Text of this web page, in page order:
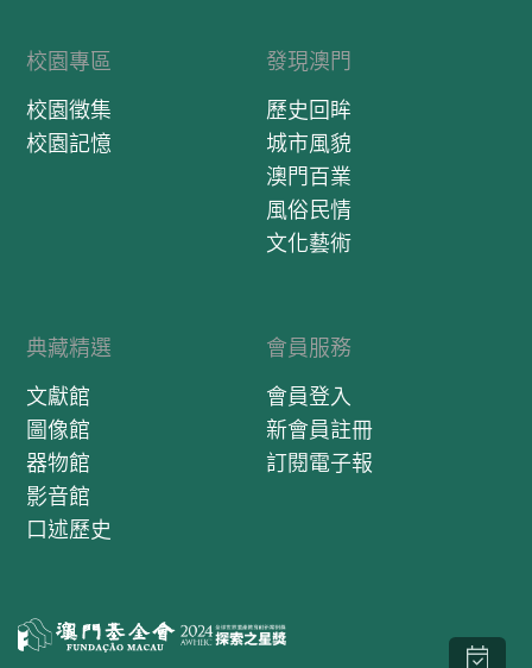
校園專區
校園徵集
校園記憶
發現澳門
歷史回眸
城市風貌
澳門百業
風俗民情
文化藝術
典藏精選
文獻館
圖像館
器物館
影音館
口述歷史
會員服務
會員登入
新會員註冊
訂閱電子報